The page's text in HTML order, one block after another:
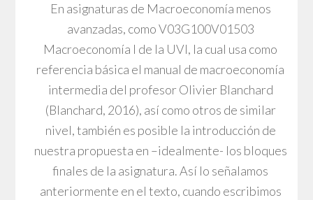
En asignaturas de Macroeconomía menos
avanzadas, como V03G100V01503
Macroeconomía I de la UVI, la cual usa como
referencia básica el manual de macroeconomía
intermedia del profesor Olivier Blanchard
(Blanchard, 2016), así como otros de similar
nivel, también es posible la introducción de
nuestra propuesta en –idealmente- los bloques
finales de la asignatura. Así lo señalamos
anteriormente en el texto, cuando escribimos